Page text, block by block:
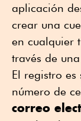
aplicación
crear una
en cualquier
través de
El registro
número de
correo